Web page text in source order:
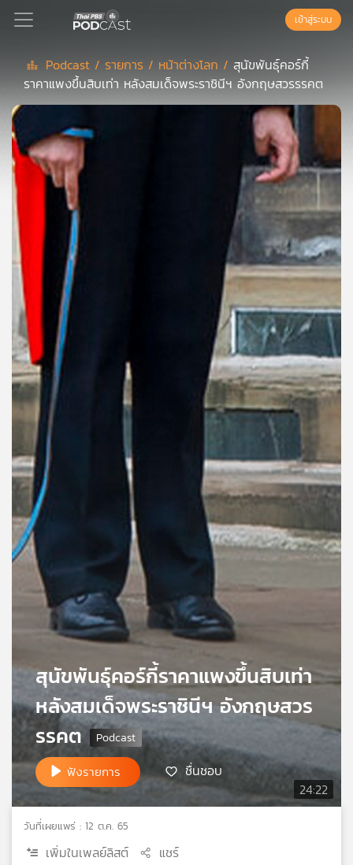
Podcast
เพล
ย์
ลิ
แนะนำ
เพล
ลิ
สต์
ของ
คุณ
เพลง
บทความ
ข่าว
และ
กิจกรรม
เรา
เครือ
วิทยุ
บี
เอส
เข้าสู่ระบบ
Podcast / รายการ / หน้าต่างโลก / สุนัขพันธุ์คอร์กี้
ราคาแพงขึ้นสิบเท่า หลังสมเด็จพระราชินีฯ อังกฤษสวรรรคต
24:22
สุนัขพันธุ์คอร์กี้ราคาแพงขึ้นสิบเท่า
หลังสมเด็จพระราชินีฯ อังกฤษสวร
รรคต
ฟังรายการ ชื่นชอบ
วันที่เผยแพร่ : 12 ต.ค. 65
เพิ่มในเพลย์ลิสต์ แชร์